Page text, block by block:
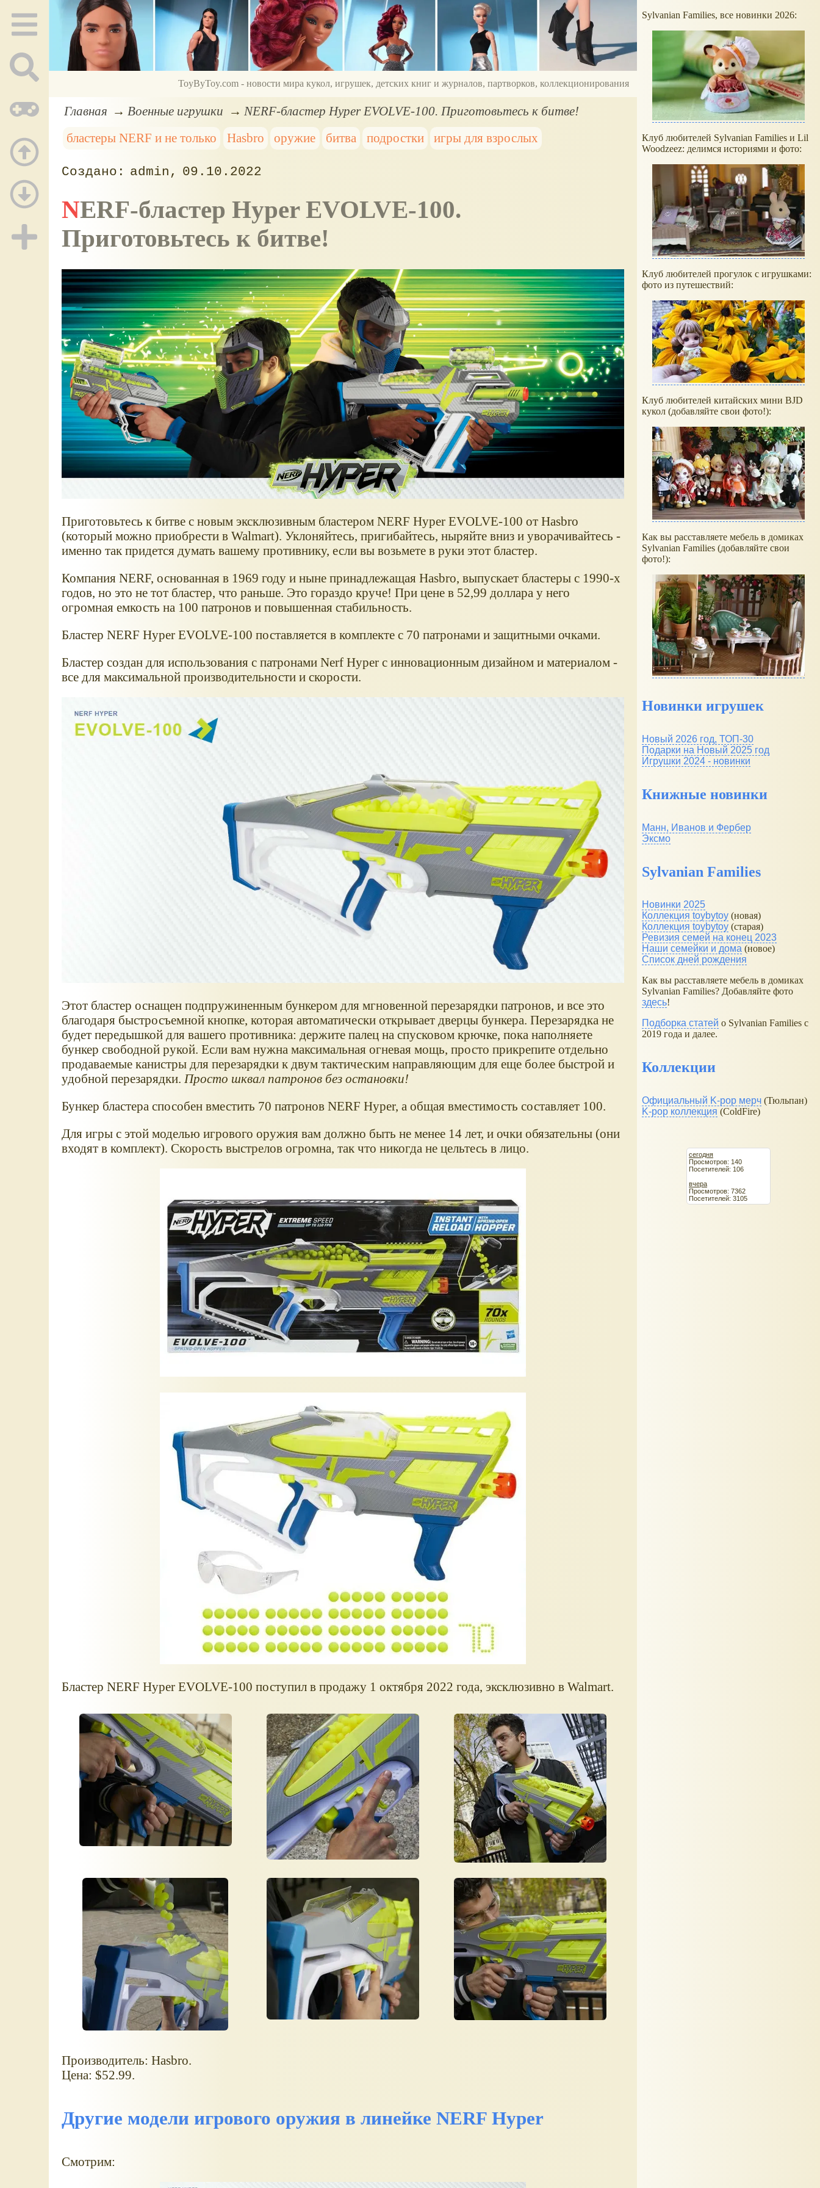
ToyByToy.com - новости мира кукол, игрушек, детских книг и журналов, партворков, коллекционирования
Главная Военные игрушки
NERF-бластер Hyper EVOLVE-100. Приготовьтесь к битве!
бластеры NERF и не только
Hasbro оружие битва подростки игры для взрослых
admin 09.10.2022
NERF-бластер Hyper EVOLVE-100.
Приготовьтесь к битве!
Приготовьтесь к битве с новым эксклюзивным бластером NERF Hyper EVOLVE-100 от Hasbro
(который можно приобрести в Walmart). Уклоняйтесь, пригибайтесь, ныряйте вниз и уворачивайтесь -
именно так придется думать вашему противнику, если вы возьмете в руки этот бластер.
Компания NERF, основанная в 1969 году и ныне принадлежащая Hasbro, выпускает бластеры с 1990-х
годов, но это не тот бластер, что раньше. Это гораздо круче! При цене в 52,99 доллара у него
огромная емкость на 100 патронов и повышенная стабильность.
Бластер NERF Hyper EVOLVE-100 поставляется в комплекте с 70 патронами и защитными очками.
Бластер создан для использования с патронами Nerf Hyper с инновационным дизайном и материалом -
все для максимальной производительности и скорости.
Этот бластер оснащен подпружиненным бункером для мгновенной перезарядки патронов, и все это
благодаря быстросъемной кнопке, которая автоматически открывает дверцы бункера. Перезарядка не
будет передышкой для вашего противника: держите палец на спусковом крючке, пока наполняете
бункер свободной рукой. Если вам нужна максимальная огневая мощь, просто прикрепите отдельно
продаваемые канистры для перезарядки к двум тактическим направляющим для еще более быстрой и
удобной перезарядки. Просто шквал патронов без остановки!
Бункер бластера способен вместить 70 патронов NERF Hyper, а общая вместимость составляет 100.
Для игры с этой моделью игрового оружия вам должно быть не менее 14 лет, и очки обязательны (они
входят в комплект). Скорость выстрелов огромна, так что никогда не цельтесь в лицо.
Бластер NERF Hyper EVOLVE-100 поступил в продажу 1 октября 2022 года, эксклюзивно в Walmart.
Производитель: Hasbro.
Цена: $52.99.
Другие модели игрового оружия в линейке NERF Hyper
Смотрим:
Sylvanian Families, все новинки 2026:
Клуб любителей Sylvanian Families и Lil
Woodzeez: делимся историями и фото:
Клуб любителей прогулок с игрушками:
фото из путешествий:
Клуб любителей китайских мини BJD
кукол (добавляйте свои фото!):
Как вы расставляете мебель в домиках
Sylvanian Families (добавляйте свои
фото!):
Новинки игрушек
Новый 2026 год, ТОП-30
Подарки на Новый 2025 год
Игрушки 2024 - новинки
Книжные новинки
Манн, Иванов и Фербер
Эксмо
Sylvanian Families
Новинки 2025
Коллекция toybytoy (новая)
Коллекция toybytoy (старая)
Ревизия семей на конец 2023
Наши семейки и дома (новое)
Список дней рождения
Как вы расставляете мебель в домиках
Sylvanian Families? Добавляйте фото
здесь!
Подборка статей о Sylvanian Families с
2019 года и далее.
Коллекции
Официальный K-pop мерч (Тюльпан)
K-pop коллекция (ColdFire)
сегодня
Просмотров: 140
Посетителей: 106
вчера
Просмотров: 7362
Посетителей: 3105